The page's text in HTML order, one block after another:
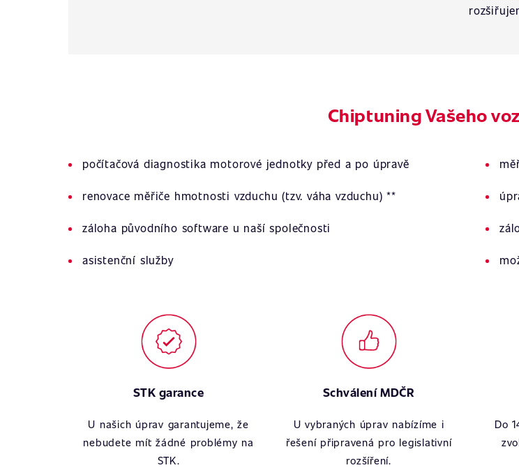
Chiptuning Vašeho
počítačová diagnostika motorové jednotky před a po úpravě
renovace měřiče hmotnosti vzduchu (tzv. váha vzduchu) **
záloha původního software u naší společnosti
asistenční služby
STK garance
U našich úprav garantujeme, že
nebudete mít žádné problémy na
STK.
Schválení MDČR
U vybraných úprav nabízíme i
řešení připravená pro legislativní
rozšíření.
Do